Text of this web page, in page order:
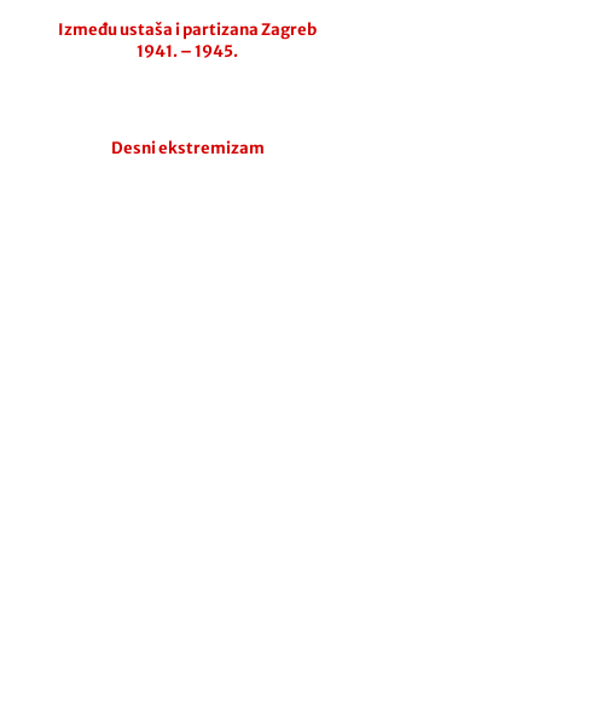
Između ustaša i partizana Zagreb
1941. – 1945.
Desni ekstremizam